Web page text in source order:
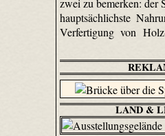
hauptsächlichste
Verfertigung von
LAND &